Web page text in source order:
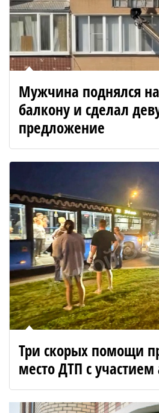
Мужчина поднялся
балкону и сделал
предложение
Три скорых помощи
место ДТП с участием